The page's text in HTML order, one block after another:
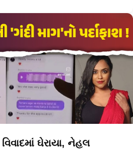
ઘેરાયા, નેહલ